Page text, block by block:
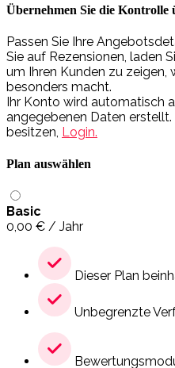
Übernehmen Sie die
Passen Sie Ihre
Sie auf Rezensionen, laden
um Ihren Kunden zu zeigen,
besonders macht.
Ihr Konto wird automatisch
angegebenen Daten
besitzen, Login.
Plan auswählen
Basic
0,00 € / Jahr
Dieser Plan
Unbegrenzte